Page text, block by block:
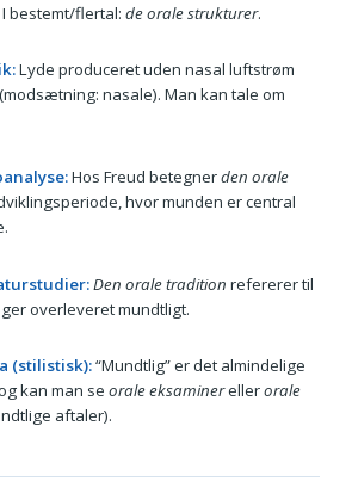
I bestemt/flertal: de orale strukturer.
Lyde produceret uden nasal luftstrøm
nasale). Man kan tale om
Hos Freud betegnerden orale
hvor munden er central
Den orale tradition refererer til
overleveret mundtligt.
(stilistisk):“Mundtlig” er det almindelige
kan man se orale eksaminerellerorale
aftaler).